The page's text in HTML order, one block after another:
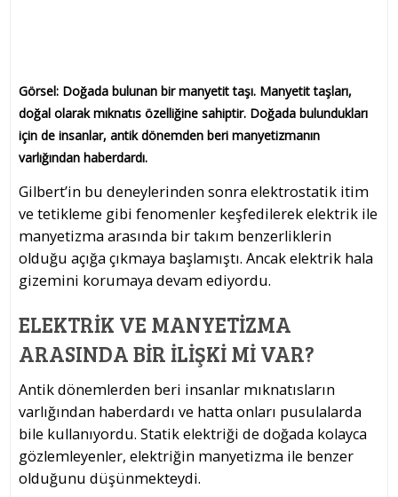
Görsel: Doğada bulunan bir manyetit taşı. Manyetit taşları,
doğal olarak mıknatıs özelliğine sahiptir. Doğada bulundukları
için de insanlar, antik dönemden beri manyetizmanın
varlığından haberdardı.
Gilbert’in bu deneylerinden sonra elektrostatik itim
ve tetikleme gibi fenomenler keşfedilerek elektrik ile
manyetizma arasında bir takım benzerliklerin
olduğu açığa çıkmaya başlamıştı. Ancak elektrik hala
gizemini korumaya devam ediyordu.
ELEKTRIK VE MANYETIZMA
ARASINDA BIR İLIŞKI MI VAR?
Antik dönemlerden beri insanlar mıknatısların
varlığından haberdardı ve hatta onları pusulalarda
bile kullanıyordu. Statik elektriği de doğada kolayca
gözlemleyenler, elektriğin manyetizma ile benzer
olduğunu düşünmekteydi.